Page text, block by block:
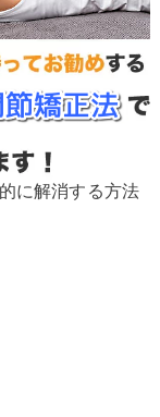
に解消する方法